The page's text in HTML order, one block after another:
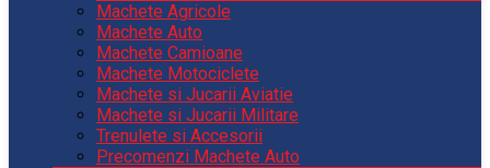
Machete Agricole
Machete Auto
Machete Camioane
Machete Motociclete
Machete si Jucarii Aviatie
Machete si Jucarii Militare
Trenulete si Accesorii
Precomenzi Machete Auto